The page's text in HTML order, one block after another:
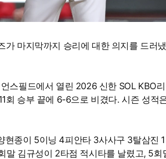
가 마지막까지 승리에 대한 의지를 드러냈
스필드에서 열린 2026 신한 SOL KBO리
회 승부 끝에 6-6으로 비겼다. 시즌 성적
현종이 5이닝 4피안타 3사사구 3탈삼진 1
말 김규성이 2타점 적시타를 날렸고, 5회